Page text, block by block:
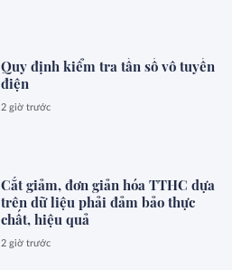
Quy định kiểm tra tần số vô tuyến
điện
2 giờ trước
Cắt giảm, đơn giản hóa TTHC dựa
trên dữ liệu phải đảm bảo thực
chất, hiệu quả
2 giờ trước